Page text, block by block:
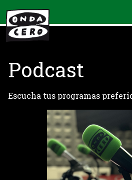
Podcast
Escucha tus programas